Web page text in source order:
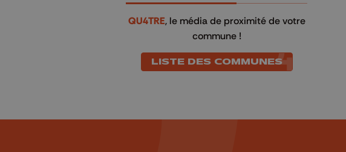
QU4TRE, le média de proximité de votre
commune !
LISTE DES COMMUNES